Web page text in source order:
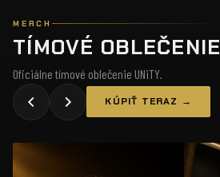
MERCH
TÍMOVÉ OBLEČENIE
Oficiálne tímové oblečenie UNiTY.
KÚPIŤ TERAZ →